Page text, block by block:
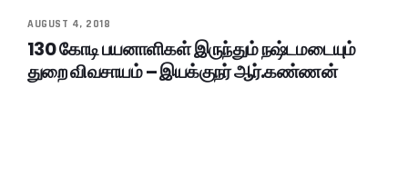
AUGUST 4, 2018
130 கோடி பயனாளிகள் இருந்தும் நஷ்டமடையும்
துறை விவசாயம் – இயக்குநர் ஆர்.கண்ணன்